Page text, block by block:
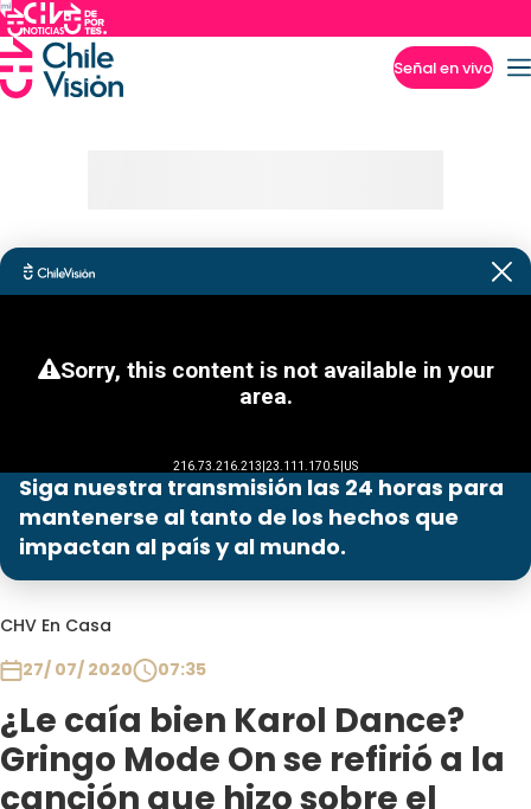
Señal en vivo
Siga nuestra transmisión las 24 horas para
mantenerse al tanto de los hechos que
impactan al país y al mundo.
CHV En Casa
27/ 07/ 2020
07:35
¿Le caía bien Karol Dance?
Gringo Mode On se refirió a la
canción que hizo sobre el
Programas
Contigo en Directo
Plan Perfecto
El Tiempo
Sabingo
Todos Los Programas